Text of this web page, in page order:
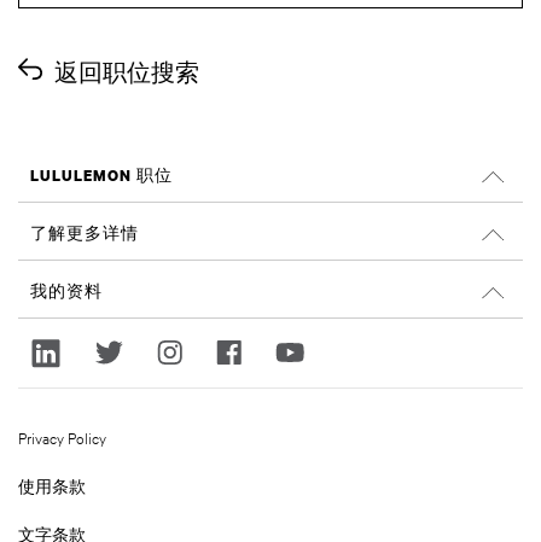
返回职位搜索
LULULEMON 职位
工作机会
搜索职位
了解更多详情
Glassdoor 的评论
可持续性和社会影响
lululemon.com
我的资料
登录
Privacy Policy
使用条款
文字条款